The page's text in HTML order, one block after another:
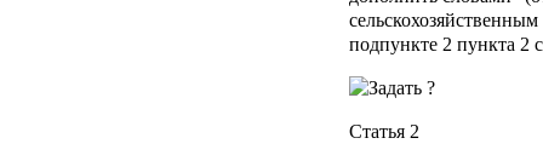
подпункте 2 пункта 2
Статья 2